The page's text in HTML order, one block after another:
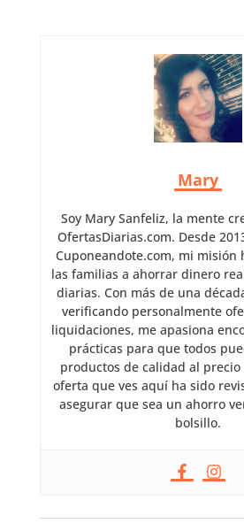
Mary
Soy Mary Sanfeliz, la mente
OfertasDiarias.com. Desde
Cuponeandote.com, mi misión
las familias a ahorrar dinero
diarias. Con más de una
verificando personalmente
liquidaciones, me apasiona
prácticas para que todos
productos de calidad al precio
oferta que ves aquí ha sido
asegurar que sea un ahorro
bolsillo.